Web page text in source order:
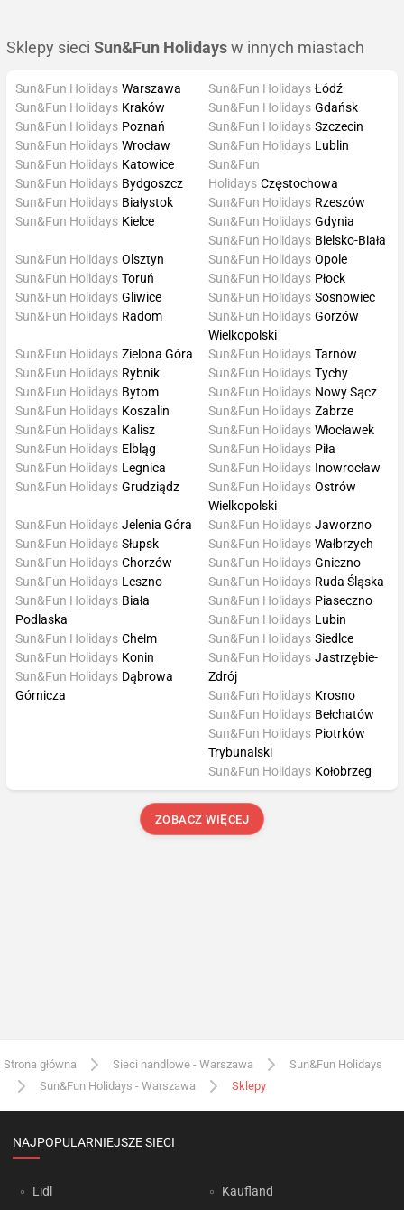
Sklepy sieci Sun&Fun Holidays w innych miastach
Sun&Fun Holidays Warszawa
Sun&Fun Holidays Kraków
Sun&Fun Holidays Poznań
Sun&Fun Holidays Wrocław
Sun&Fun Holidays Łódź
Sun&Fun Holidays Gdańsk
Sun&Fun Holidays Szczecin
Sun&Fun Holidays Lublin
Sun&Fun Holidays Katowice
Sun&Fun Holidays Bydgoszcz
Sun&Fun Holidays Białystok
Sun&Fun Holidays Kielce
Sun&Fun
Holidays Częstochowa
Sun&Fun Holidays Rzeszów
Sun&Fun Holidays Gdynia
Sun&Fun Holidays Bielsko-Biała
Sun&Fun Holidays Olsztyn
Sun&Fun Holidays Toruń
Sun&Fun Holidays Gliwice
Sun&Fun Holidays Radom
Sun&Fun Holidays Opole
Sun&Fun Holidays Płock
Sun&Fun Holidays Sosnowiec
Sun&Fun Holidays Gorzów
Wielkopolski
Sun&Fun Holidays Zielona Góra
Sun&Fun Holidays Rybnik
Sun&Fun Holidays Bytom
Sun&Fun Holidays Koszalin
Sun&Fun Holidays Tarnów
Sun&Fun Holidays Tychy
Sun&Fun Holidays Nowy Sącz
Sun&Fun Holidays Zabrze
Sun&Fun Holidays Kalisz
Sun&Fun Holidays Elbląg
Sun&Fun Holidays Legnica
Sun&Fun Holidays Grudziądz
Sun&Fun Holidays Włocławek
Sun&Fun Holidays Piła
Sun&Fun Holidays Inowrocław
Sun&Fun Holidays Ostrów
Wielkopolski
Sun&Fun Holidays Jelenia Góra
Sun&Fun Holidays Słupsk
Sun&Fun Holidays Chorzów
Sun&Fun Holidays Leszno
Sun&Fun Holidays Jaworzno
Sun&Fun Holidays Wałbrzych
Sun&Fun Holidays Gniezno
Sun&Fun Holidays Ruda Śląska
Sun&Fun Holidays Biała
Podlaska
Sun&Fun Holidays Chełm
Sun&Fun Holidays Konin
Sun&Fun Holidays Dąbrowa
Górnicza
Sun&Fun Holidays Piaseczno
Sun&Fun Holidays Lubin
Sun&Fun Holidays Siedlce
Sun&Fun Holidays Jastrzębie-
Zdrój
Sun&Fun Holidays Krosno
Sun&Fun Holidays Bełchatów
Sun&Fun Holidays Piotrków
Trybunalski
Sun&Fun Holidays Kołobrzeg
ZOBACZ WIĘCEJ
Strona główna Sieci handlowe - Warszawa
Sun&Fun Holidays
Sun&Fun Holidays - Warszawa
Sklepy
NAJPOPULARNIEJSZE SIECI
Lidl Kaufland